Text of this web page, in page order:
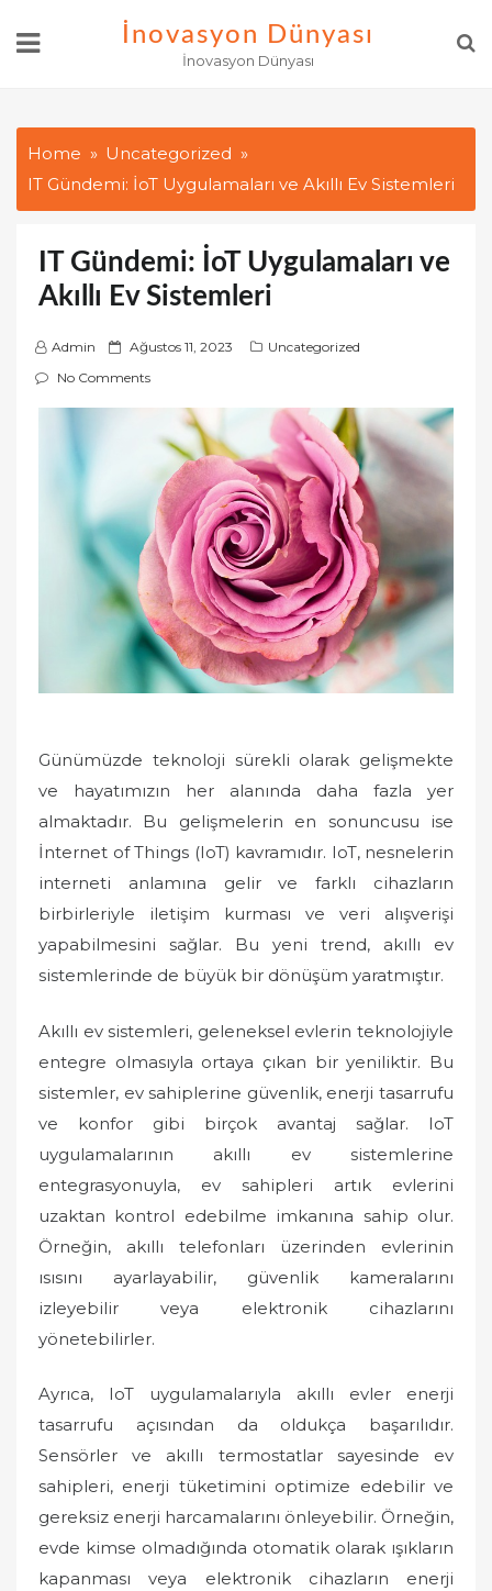
İnovasyon Dünyası
İnovasyon Dünyası
Home
Uncategorized
IT Gündemi: İoT Uygulamaları ve Akıllı Ev Sistemleri
IT Gündemi: İoT Uygulamaları ve
Akıllı Ev Sistemleri
Admin
P
o
n
Ağustos 11, 2023
Uncategorized
No Comments
Günümüzde teknoloji sürekli olarak gelişmekte
ve hayatımızın her alanında daha fazla yer
almaktadır. Bu gelişmelerin en sonuncusu ise
İnternet of Things (IoT) kavramıdır. IoT, nesnelerin
interneti anlamına gelir ve farklı cihazların
birbirleriyle iletişim kurması ve veri alışverişi
yapabilmesini sağlar. Bu yeni trend, akıllı ev
sistemlerinde de büyük bir dönüşüm yaratmıştır.
Akıllı ev sistemleri, geleneksel evlerin teknolojiyle
entegre olmasıyla ortaya çıkan bir yeniliktir. Bu
sistemler, ev sahiplerine güvenlik, enerji tasarrufu
ve konfor gibi birçok avantaj sağlar. IoT
uygulamalarının akıllı ev sistemlerine
entegrasyonuyla, ev sahipleri artık evlerini
uzaktan kontrol edebilme imkanına sahip olur.
Örneğin, akıllı telefonları üzerinden evlerinin
ısısını ayarlayabilir, güvenlik kameralarını
izleyebilir veya elektronik cihazlarını
yönetebilirler.
Ayrıca, IoT uygulamalarıyla akıllı evler enerji
tasarrufu açısından da oldukça başarılıdır.
Sensörler ve akıllı termostatlar sayesinde ev
sahipleri, enerji tüketimini optimize edebilir ve
gereksiz enerji harcamalarını önleyebilir. Örneğin,
evde kimse olmadığında otomatik olarak ışıkların
kapanması veya elektronik cihazların enerji